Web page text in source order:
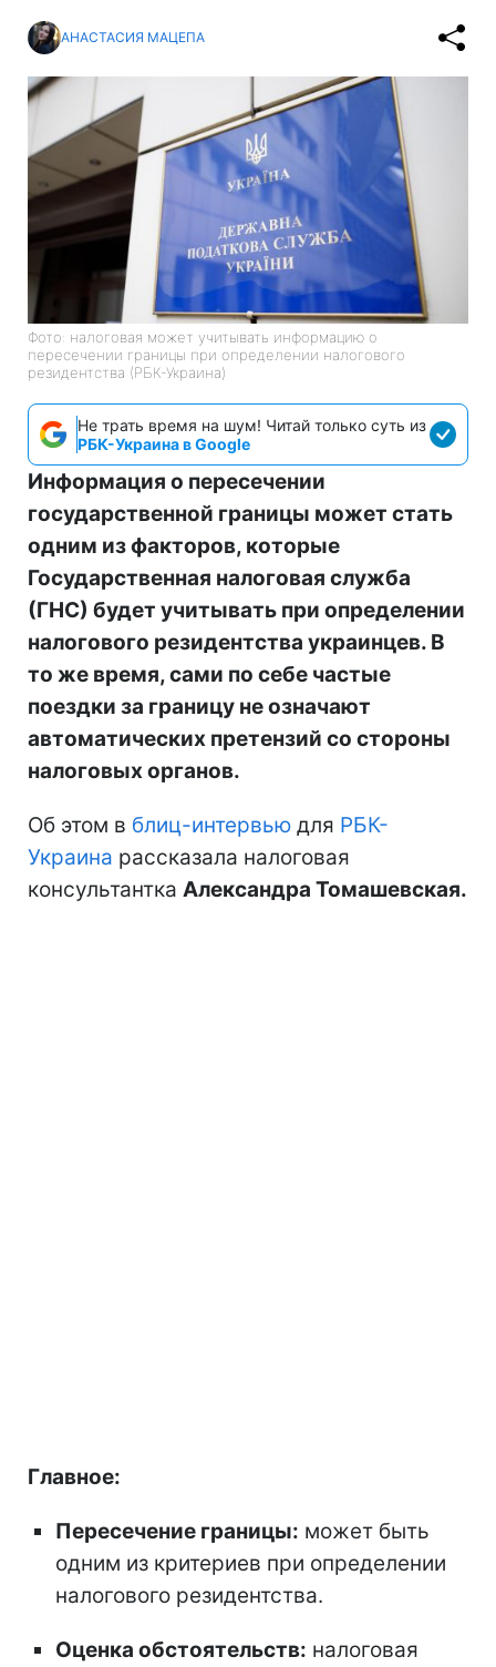
АНАСТАСИЯ МАЦЕПА
Фото: налоговая может учитывать информацию о
пересечении границы при определении налогового
резидентства (РБК-Украина)
Не трать время на шум! Читай только суть из
РБК-Украина в Google
Информация о пересечении
государственной границы может стать
одним из факторов, которые
Государственная налоговая служба
(ГНС) будет учитывать при определении
налогового резидентства украинцев. В
то же время, сами по себе частые
поездки за границу не означают
автоматических претензий со стороны
налоговых органов.
Об этом в блиц-интервью для РБК-
Украина рассказала налоговая
консультантка Александра Томашевская.
Главное:
Пересечение границы: может быть
одним из критериев при определении
налогового резидентства.
Оценка обстоятельств: налоговая